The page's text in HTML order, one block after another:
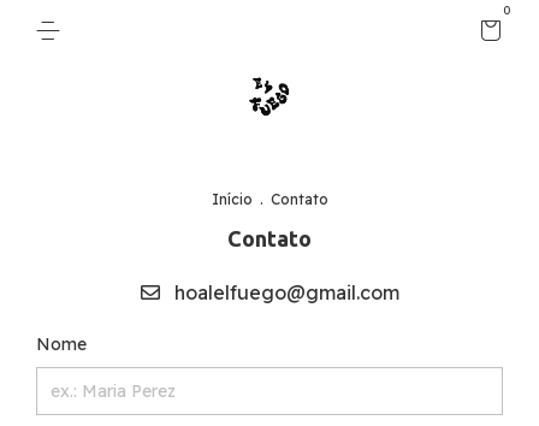
0
Início . Contato
Contato
hoalelfuego@gmail.com
Nome